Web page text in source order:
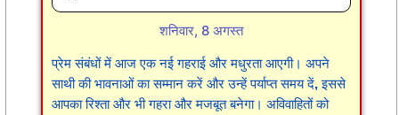
शनिवार, 8 अगस्त
प्रेम संबंधों में आज एक नई गहराई और मधुरता आएगी। अपने
साथी की भावनाओं का सम्मान करें और उन्हें पर्याप्त समय दें, इससे
आपका रिश्ता और भी गहरा और मजबूत बनेगा। अविवाहितों को